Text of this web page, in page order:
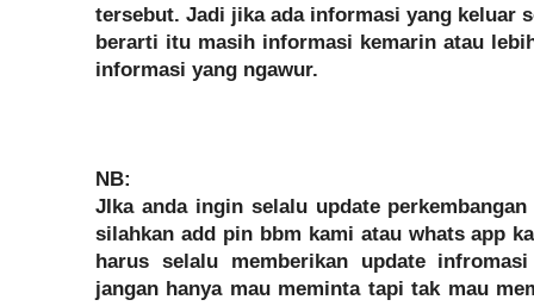
tersebut. Jadi jika ada informasi yang keluar
berarti itu masih informasi kemarin atau
informasi yang ngawur.
NB:
JIka anda ingin selalu update
silahkan add pin bbm kami atau whats app
harus selalu memberikan update
jangan hanya mau meminta tapi tak mau